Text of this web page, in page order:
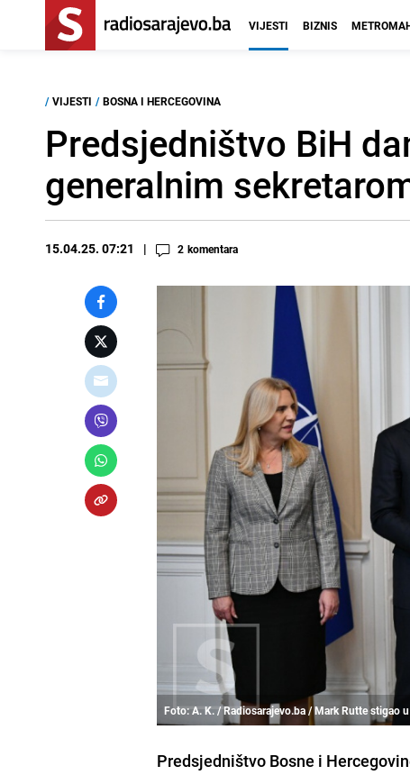
VIJESTI BIZNIS
/ VIJESTI / BOSNA I HERCEGOVINA
Predsjedništvo BiH
generalnim
15.04.25. 07:21 2 komentara
Foto: A. K. / Radiosarajevo.ba / Mark Rutte stigao
Predsjedništvo Bosne i